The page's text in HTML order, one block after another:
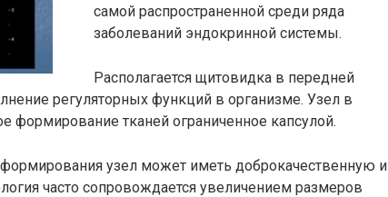
самой распространенной среди ряда
заболеваний эндокринной системы.
Располагается щитовидка в передней
регуляторных функций в организме. Узел в
формирование тканей ограниченное капсулой.
формирования узел может иметь доброкачественную и
часто сопровождается увеличением размеров